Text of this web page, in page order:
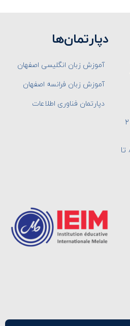
ساعت پاسخگویی: ۸:۳۰ تا
دپارتمان‌ها
آموزش زبان انگلیسی اصفهان
آموزش زبان فرانسه اصفهان
دپارتمان فناوری اطلاعات